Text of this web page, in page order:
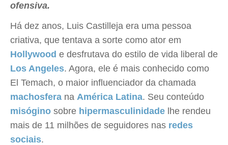
ofensiva.
Há dez anos, Luis Castilleja era uma pessoa
criativa, que tentava a sorte como ator em
Hollywood e desfrutava do estilo de vida liberal de
Los Angeles. Agora, ele é mais conhecido como
El Temach, o maior influenciador da chamada
machosfera na América Latina. Seu conteúdo
misógino sobre hipermasculinidade lhe rendeu
mais de 11 milhões de seguidores nas redes
sociais.